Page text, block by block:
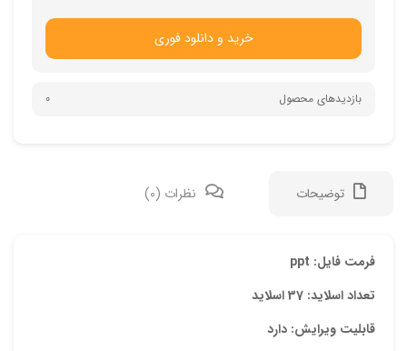
خرید و دانلود فوری
بازدیدهای محصول 0
توضیحات نظرات (0)
فرمت فایل: ppt
تعداد اسلاید: 37 اسلاید
قابلیت ویرایش: دارد